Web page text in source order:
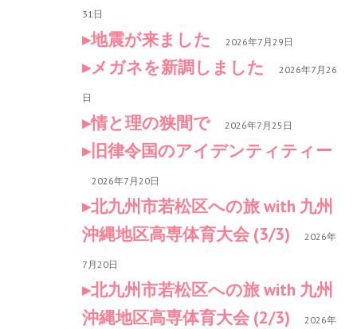
31日
地震が来ました 2026年7月29日
メガネを新調しました 2026年7月26
日
情と理の狭間で 2026年7月25日
旧律令国のアイデンティティー
2026年7月20日
北九州市若松区への旅 with 九州
沖縄地区高専体育大会 (3/3)
2026年
7月20日
北九州市若松区への旅 with 九州
沖縄地区高専体育大会 (2/3)
2026年